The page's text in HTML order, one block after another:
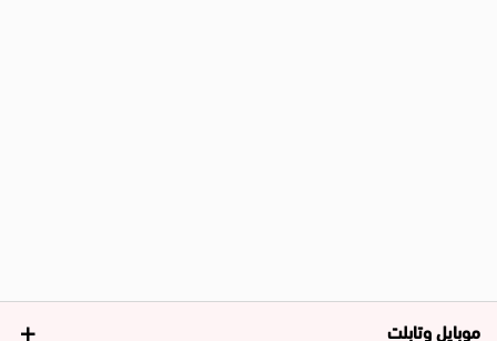
موبايل وتابلت